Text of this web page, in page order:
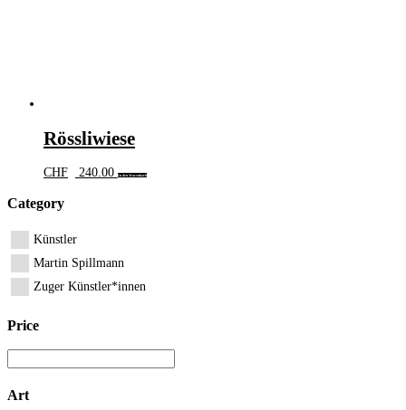
Rössliwiese
CHF 240.00 In den Warenkorb
Category
Künstler
Martin Spillmann
Zuger Künstler*innen
Price
Art